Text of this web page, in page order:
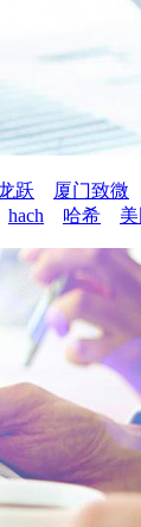
跃 厦门致微
hach 哈希